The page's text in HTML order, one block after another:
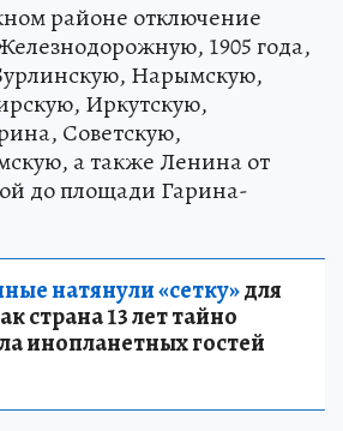
районе отключение
1905 года,
Нарымскую,
Иркутскую,
Советскую,
а также Ленина от
до площади Гарина-
натянули «сетку»для
страна 13 лет тайно
инопланетных гостей